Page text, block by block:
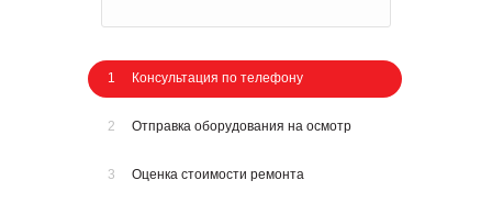
1 Консультация по телефону
2 Отправка оборудования на осмотр
3 Оценка стоимости ремонта